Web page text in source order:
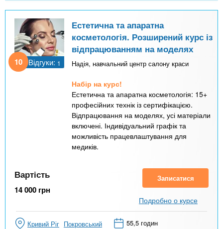
10 Відгуки: 1
Естетична та апаратна
косметологія. Розширений курс із
відпрацюванням на моделях
Надія, навчальний центр салону краси
Набір на курс!
Естетична та апаратна косметологія: 15+
професійних технік із сертифікацією.
Відпрацювання на моделях, усі матеріали
включені. Індивідуальний графік та
можливість працевлаштування для
медиків.
Вартість
14 000 грн
Записатися
Подробно о курсе
Кривий Ріг Покровський 55,5 годин